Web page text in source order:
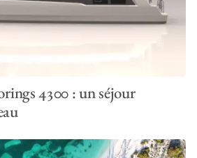
4300 : un séjour